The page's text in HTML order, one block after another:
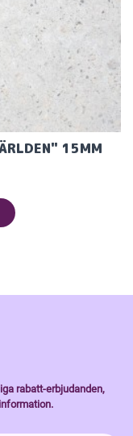
15MM
rabatt-erbjudanden,